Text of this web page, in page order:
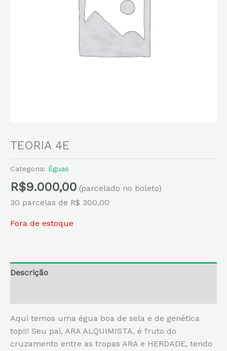
TEORIA 4E
Categoria: Éguas
R$9.000,00 (parcelado no boleto)
30 parcelas de R$ 300,00
Fora de estoque
Descrição
Aqui temos uma égua boa de sela e de genética
top!!! Seu pai, ARA ALQUIMISTA, é fruto do
cruzamento entre as tropas ARA e HERDADE, tendo